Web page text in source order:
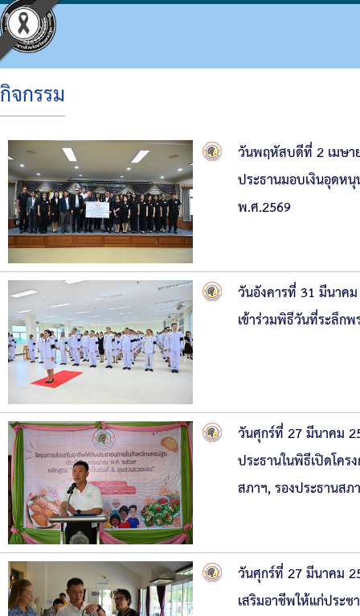
ข้อมูลพื้นฐาน
วิสัยทัศน์
อำนาจหน้าที่
โครงสร้างผู้บริหาร
โครงสร้างฝ่ายการเมือง
โครงสร้างส่วนราชการ
โครงสร้างโรงพยาบาลส่งเสริมสุขภาพตำบลใน
โครงสร้างการบริหารงาน
แผนพัฒนาท้องถิ่น
แผนดำเนินงาน
ผลการดำเนินงาน
รายงานติดตามผลการดำเนินการประจำปี รอบ
รายงานติดตามผลการดำเนินการประจำปี
เงินสะสม
ความก้าวหน้าในการดำเนินงานตามแผนการด
รายงานความก้าวหน้าการจัดซื้อจัดจ้างหรือกา
สรุปผลการจัดซื้อจัดจ้างหรือการจัดหาพัสดุราย
รายงานผลการจัดซื้อจัดจ้างหรือการจัดหาพัสดุ
แผนการบริหารและพัฒนาบุคคล
รายงานผลการบริหารและพัฒนาทรัพยากรบุค
หลักเกณฑ์การบริหารทรัพยากรบุคคล
ข่าวประชาสัมพันธ์
ประชาสัมพันธ์สภา
มติที่ประชุมสภา
รายงานการประชุมสภา
ประกาศจัดซื้อจัดจ้าง
สรุปผลการจัดซื้อจัดจ้าง
หนังสือราชการ
ข่าวประชาสัมพันธ์เพื่อเสริมสร้างคุณธรรมและ
สถิติข้อมูลการให้บริการประชาชน
แนวทางปฏิบัติเรื่องร้องเรียน
ประกาศเจตนารมณ์ นโยบาย No Gift Policy
แผนปฏิบัติการป้องกันการทุจริต
มาตรการส่งเสริมคุณธรรมและความโปร่งใสภ
รายงานผลการดำเนินการเพื่อส่งเสริมคุณธรร
รายงานผลการดำเนินการป้องกันการทุจริต
กิจกรรม
วันพฤหัสบดีที่ 2 เมษา
ประธานมอบเงินอุดห
พ.ศ.2569
วันอังคารที่ 31 มีนาค
เข้าร่วมพิธีวันที่ระลึกพ
วันศุกร์ที่ 27 มีนาคม
ประธานในพิธีเปิดโค
สภาฯ, รองประธานส
วันศุกร์ที่ 27 มีนาคม
เสริมอาชีพให้แก่ประ